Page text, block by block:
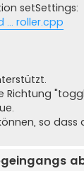
setSettings:
roller.cpp
Richtung
so